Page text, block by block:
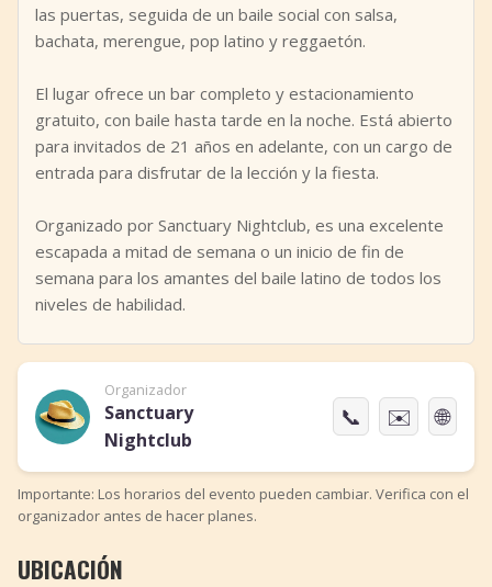
las puertas, seguida de un baile social con salsa,
bachata, merengue, pop latino y reggaetón.
El lugar ofrece un bar completo y estacionamiento
gratuito, con baile hasta tarde en la noche. Está abierto
para invitados de 21 años en adelante, con un cargo de
entrada para disfrutar de la lección y la fiesta.
Organizado por Sanctuary Nightclub, es una excelente
escapada a mitad de semana o un inicio de fin de
semana para los amantes del baile latino de todos los
niveles de habilidad.
Organizador
Sanctuary
Nightclub
📞 ✉️ 🌐
Importante: Los horarios del evento pueden cambiar. Verifica con el
organizador antes de hacer planes.
UBICACIÓN